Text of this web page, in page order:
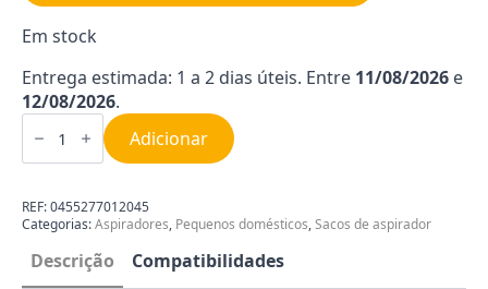
Em stock
Entrega estimada: 1 a 2 dias úteis. Entre 11/08/2026 e
12/08/2026.
Quantidade
de
de
S-
bag®
Classic
E200S
9001684621
Adicionar
REF:0455277012045
Categorias:Aspiradores, Pequenos domésticos,Sacos de aspirador
Descrição Compatibilidades